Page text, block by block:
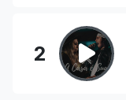
2